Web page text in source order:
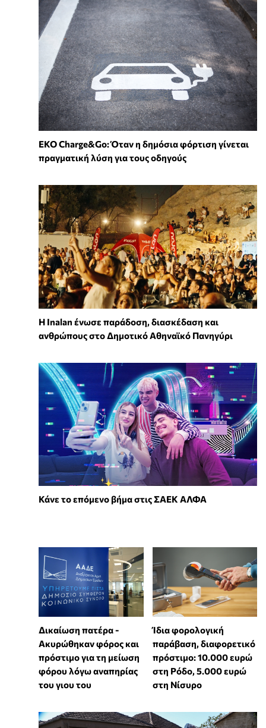
EKO Charge&Go: Όταν η δημόσια φόρτιση γίνεται
πραγματική λύση για τους οδηγούς
Η Inalan ένωσε παράδοση, διασκέδαση και
ανθρώπους στο Δημοτικό Αθηναϊκό Πανηγύρι
Κάνε το επόμενο βήμα στις ΣΑΕΚ ΑΛΦΑ
Δικαίωση πατέρα -
Ακυρώθηκαν φόρος και
πρόστιμο για τη μείωση
φόρου λόγω αναπηρίας
του γιου του
Ίδια φορολογική
παράβαση, διαφορετικό
πρόστιμο: 10.000 ευρώ
στη Ρόδο, 5.000 ευρώ
στη Νίσυρο